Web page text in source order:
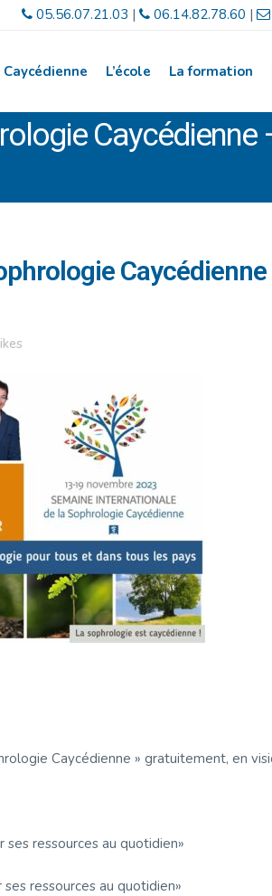
05.56.07.21.03 | 06.14.82.78.60 |
L’école La formation
Caycédienne » gratuitement, en
ressources au quotidien»
ressources au quotidien»